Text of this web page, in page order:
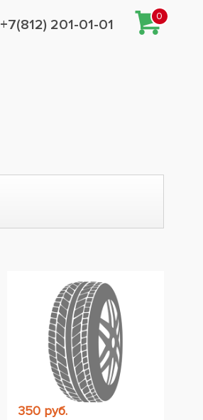
+7(812) 201-01-01
0
350 руб.